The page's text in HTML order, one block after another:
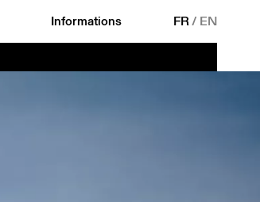
Informations FR/ EN